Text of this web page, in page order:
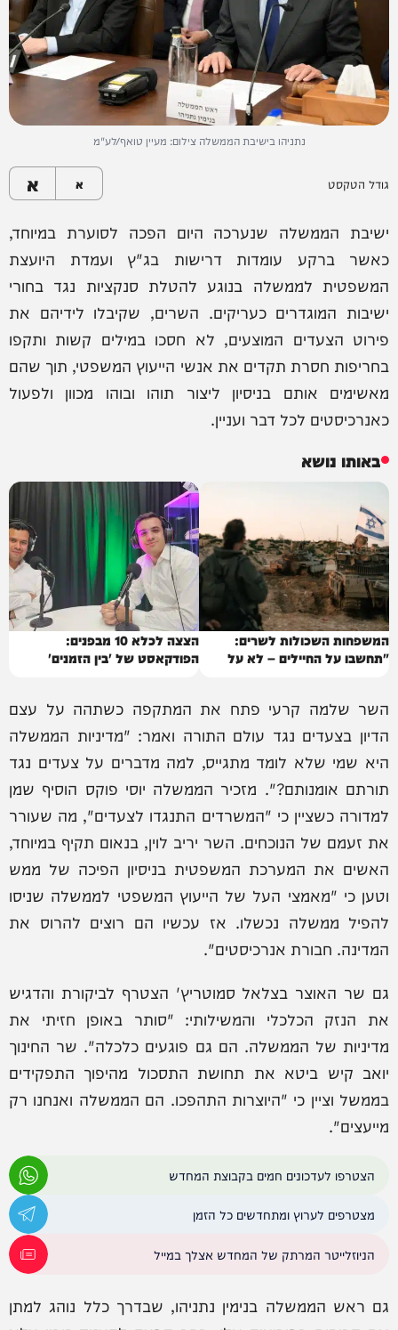
נתניהו בישיבת הממשלה צילום: מעיין טואף/לע"מ
גודל הטקסט א א
ישיבת הממשלה שנערכה היום הפכה לסוערת במיוחד,
כאשר ברקע עומדות דרישות בג"ץ ועמדת היועצת
המשפטית לממשלה בנוגע להטלת סנקציות נגד בחורי
ישיבות המוגדרים כעריקים. השרים, שקיבלו לידיהם את
פירוט הצעדים המוצעים, לא חסכו במילים קשות ותקפו
בחריפות חסרת תקדים את אנשי הייעוץ המשפטי, תוך שהם
מאשימים אותם בניסיון ליצור תוהו ובוהו מכוון ולפעול
כאנרכיסטים לכל דבר ועניין.
באותו נושא
המשפחות השכולות לשרים:
"תחשבו על החיילים – לא על
הצצה לכלא 10 מבפנים:
הפודקאסט של 'בין הזמנים'
השר שלמה קרעי פתח את המתקפה כשתהה על עצם
הדיון בצעדים נגד עולם התורה ואמר: "מדיניות הממשלה
היא שמי שלא לומד מתגייס, למה מדברים על צעדים נגד
תורתם אומנותם?". מזכיר הממשלה יוסי פוקס הוסיף שמן
למדורה כשציין כי "המשרדים התנגדו לצעדים", מה שעורר
את זעמם של הנוכחים. השר יריב לוין, בנאום תקיף במיוחד,
האשים את המערכת המשפטית בניסיון הפיכה של ממש
וטען כי "מאמצי העל של הייעוץ המשפטי לממשלה שניסו
להפיל ממשלה נכשלו. אז עכשיו הם רוצים להרוס את
המדינה. חבורת אנרכיסטים".
גם שר האוצר בצלאל סמוטריץ' הצטרף לביקורת והדגיש
את הנזק הכלכלי והמשילותי: "סותר באופן חזיתי את
מדיניות של הממשלה. הם גם פוגעים כלכלה". שר החינוך
יואב קיש ביטא את תחושת התסכול מהיפוך התפקידים
בממשל וציין כי "היוצרות התהפכו. הם הממשלה ואנחנו רק
מייעצים".
הצטרפו לעדכונים חמים בקבוצת המחדש
מצטרפים לערוץ ומתחדשים כל הזמן
הניוזלייטר המרתק של המחדש אצלך במייל
גם ראש הממשלה בנימין נתניהו, שבדרך כלל נוהג למתן